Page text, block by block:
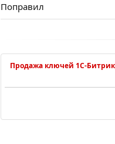
Поправил
Продажа ключей 1С-